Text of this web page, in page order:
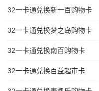
32一卡通兑换新一百购物卡
32一卡通兑换梦之岛购物卡
32一卡通兑换南百购物卡
32一卡通兑换百益超市卡